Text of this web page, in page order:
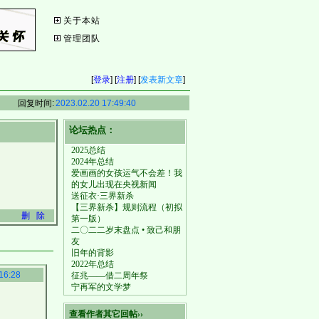
关于本站
管理团队
[登录] [注册] [发表新文章]
回复时间:2023.02.20 17:49:40
删 除
论坛热点：
2025总结
2024年总结
爱画画的女孩运气不会差！我
的女儿出现在央视新闻
送征衣·三界新杀
【三界新杀】规则流程（初拟
第一版）
二〇二二岁末盘点 • 致己和朋
友
旧年的背影
2022年总结
征兆——借二周年祭
宁再军的文学梦
查看作者其它回帖››